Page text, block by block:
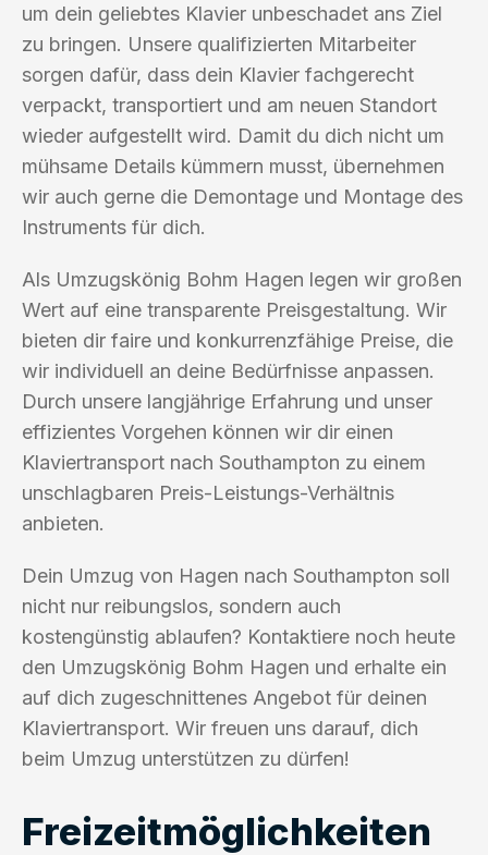
um dein geliebtes Klavier unbeschadet ans Ziel
zu bringen. Unsere qualifizierten Mitarbeiter
sorgen dafür, dass dein Klavier fachgerecht
verpackt, transportiert und am neuen Standort
wieder aufgestellt wird. Damit du dich nicht um
mühsame Details kümmern musst, übernehmen
wir auch gerne die Demontage und Montage des
Instruments für dich.
Als Umzugskönig Bohm Hagen legen wir großen
Wert auf eine transparente Preisgestaltung. Wir
bieten dir faire und konkurrenzfähige Preise, die
wir individuell an deine Bedürfnisse anpassen.
Durch unsere langjährige Erfahrung und unser
effizientes Vorgehen können wir dir einen
Klaviertransport nach Southampton zu einem
unschlagbaren Preis-Leistungs-Verhältnis
anbieten.
Dein Umzug von Hagen nach Southampton soll
nicht nur reibungslos, sondern auch
kostengünstig ablaufen? Kontaktiere noch heute
den Umzugskönig Bohm Hagen und erhalte ein
auf dich zugeschnittenes Angebot für deinen
Klaviertransport. Wir freuen uns darauf, dich
beim Umzug unterstützen zu dürfen!
Freizeitmöglichkeiten